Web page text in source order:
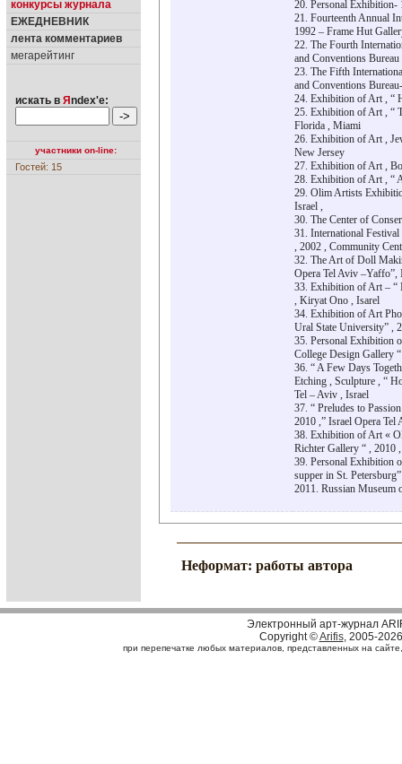
конкурсы журнала
ЕЖЕДНЕВНИК
лента комментариев
мегарейтинг
искать в Я ndex'е:
участники on-line:
Гостей: 15
20. Personal
21. Fourteenth Annual
1992 – Frame Hut
22. The Fourth
and Conventions
23. The Fifth
and Conventions
24. Exhibition of Art , “
25. Exhibition of Art , “
Florida , Miami
26. Exhibition of Art ,
New Jersey
27. Exhibition of Art ,
28. Exhibition of Art , “
29. Olim Artists
Israel ,
30. The Center of
31. International
, 2002 , Community
32. The Art of Doll
Opera Tel Aviv –Yaffo”,
33. Exhibition of Art – “
, Kiryat Ono , Isarel
34. Exhibition of Art
Ural State University” ,
35. Personal Exhibition
College Design Gallery
36. “ A Few Days
Etching , Sculpture , “
Tel – Aviv , Israel
37. “ Preludes to
2010 ,” Israel Opera Tel
38. Exhibition of Art «
Richter Gallery “ , 2010
39. Personal Exhibition
supper in St. Petersburg”
2011. Russian Museum
Неформат: работы автора
Электронный арт-журнал
Copyright ©Arifis, 2005-2026
при перепечатке любых материалов, представленных на